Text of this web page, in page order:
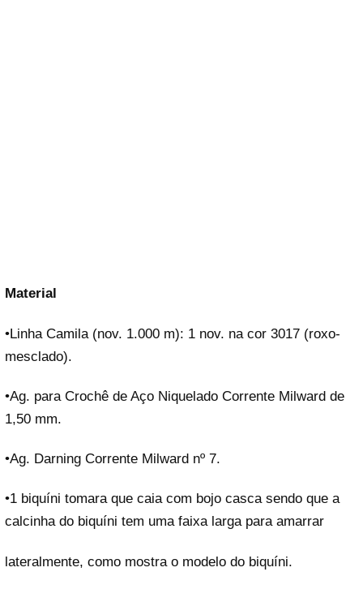
Material
•Linha Camila (nov. 1.000 m): 1 nov. na cor 3017 (roxo-
mesclado).
•Ag. para Crochê de Aço Niquelado Corrente Milward de
1,50 mm.
•Ag. Darning Corrente Milward nº 7.
•1 biquíni tomara que caia com bojo casca sendo que a
calcinha do biquíni tem uma faixa larga para amarrar
lateralmente, como mostra o modelo do biquíni.